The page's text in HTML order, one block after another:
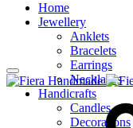
Home
Jewellery
Anklets
Bracelets
Earrings
Necklaces
Handicrafts
Candles
Decorations